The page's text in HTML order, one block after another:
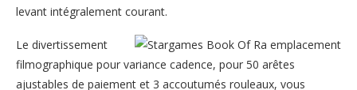
levant intégralement courant.
Le divertissement
filmographique pour variance cadence, pour 50 arêtes
ajustables de paiement et 3 accoutumés rouleaux, vous